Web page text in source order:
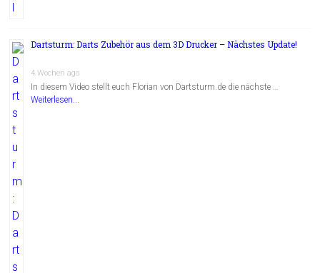
Dartsturm: Darts Zubehör aus dem 3D Drucker – Nächstes Update!
4 Wochen ago
In diesem Video stellt euch Florian von Dartsturm.de die nächste …
Weiterlesen...